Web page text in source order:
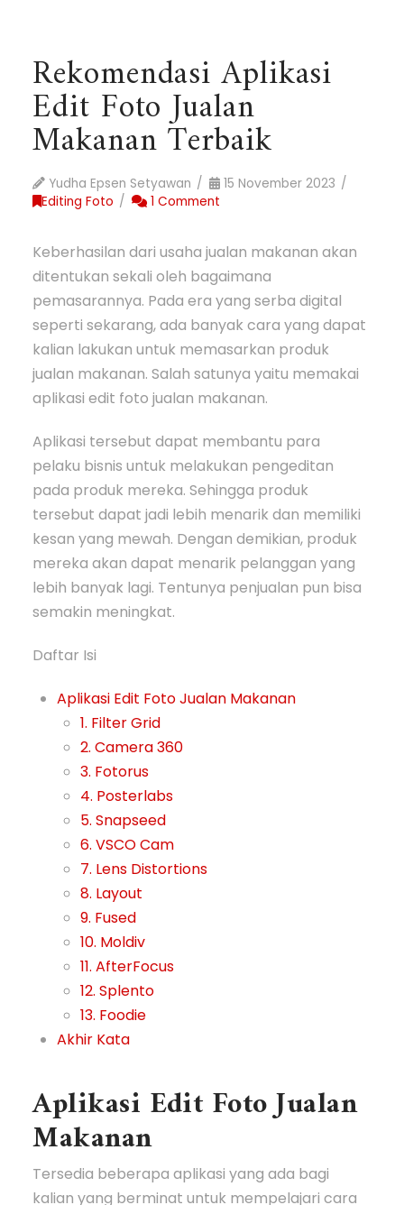
Rekomendasi Aplikasi
Edit Foto Jualan
Makanan Terbaik
Yudha Epsen Setyawan
15 November 2023
Editing Foto
1 Comment
Keberhasilan dari usaha jualan makanan akan
ditentukan sekali oleh bagaimana
pemasarannya. Pada era yang serba digital
seperti sekarang, ada banyak cara yang dapat
kalian lakukan untuk memasarkan produk
jualan makanan. Salah satunya yaitu memakai
aplikasi edit foto jualan makanan.
Aplikasi tersebut dapat membantu para
pelaku bisnis untuk melakukan pengeditan
pada produk mereka. Sehingga produk
tersebut dapat jadi lebih menarik dan memiliki
kesan yang mewah. Dengan demikian, produk
mereka akan dapat menarik pelanggan yang
lebih banyak lagi. Tentunya penjualan pun bisa
semakin meningkat.
Daftar Isi
Aplikasi Edit Foto Jualan Makanan
1. Filter Grid
2. Camera 360
3. Fotorus
4. Posterlabs
5. Snapseed
6. VSCO Cam
7. Lens Distortions
8. Layout
9. Fused
10. Moldiv
11. AfterFocus
12. Splento
13. Foodie
Akhir Kata
Aplikasi Edit Foto Jualan
Makanan
Tersedia beberapa aplikasi yang ada bagi
kalian yang berminat untuk mempelajari cara